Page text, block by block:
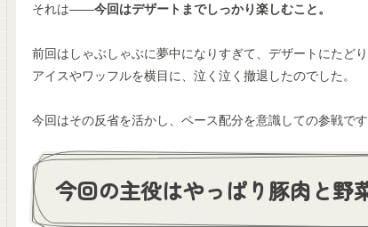
それは――今回はデザートまでしっかり楽しむこと。
前回はしゃぶしゃぶに夢中になりすぎて、デザートにたど
アイスやワッフルを横目に、泣く泣く撤退したのでした。
今回はその反省を活かし、ペース配分を意識しての参戦です
今回の主役はやっぱり豚肉と野